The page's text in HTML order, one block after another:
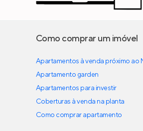
Como comprar um imóvel
Apartamentos à venda próximo ao
Apartamento garden
Apartamentos para investir
Coberturas à venda na planta
Como comprar apartamento